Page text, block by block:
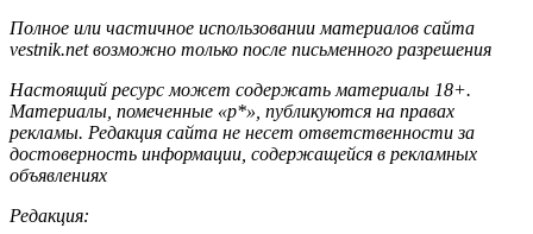
Полное или частичное использовании материалов сайта
vestnik.net возможно только после письменного разрешения
Настоящий ресурс может содержать материалы 18+.
Материалы, помеченные «р*», публикуются на правах
рекламы. Редакция сайта не несет ответственности за
достоверность информации, содержащейся в рекламных
объявлениях
Редакция: